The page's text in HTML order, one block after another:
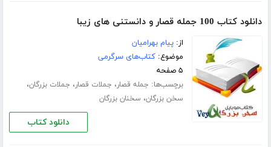
دانلود کتاب 100 جمله قصار و دانستنی های زیبا
از:پیام بهرامیان
موضوع:کتاب‌های سرگرمی
۵ صفحه
برچسب‌ها: جمله قصار، جملات قصار، جملات بزرگان،
سخن بزرگان، سخنان بزرگان
دانلود کتاب